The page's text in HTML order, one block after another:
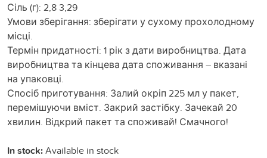
Сіль (г): 2,8 3,29
Умови зберігання: зберігати у сухому прохолодному
місці.
Термін придатності: 1 рік з дати виробництва. Дата
виробництва та кінцева дата споживання – вказані
на упаковці.
Спосіб приготування: Залий окріп 225 мл у пакет,
перемішуючи вміст. Закрий застібку. Зачекай 20
хвилин. Відкрий пакет та споживай! Смачного!
In stock:Available in stock